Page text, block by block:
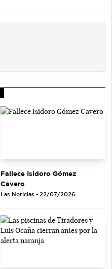
Fallece Isidoro Gómez
Cavero
Las Noticias - 22/07/2026